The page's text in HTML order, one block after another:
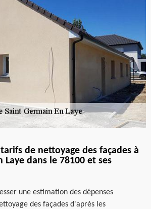
de nettoyage des façades à
Laye dans le 78100 et ses
une estimation des dépenses
des façades d'après les